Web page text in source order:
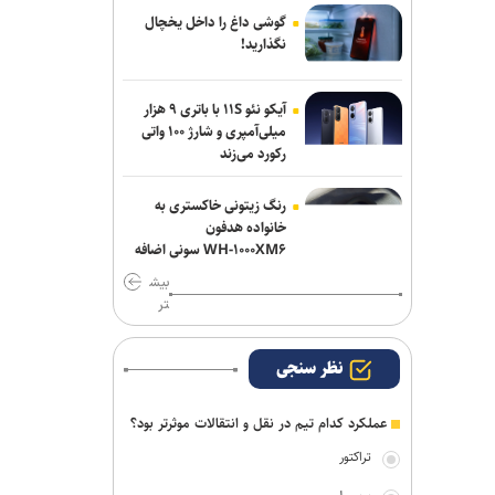
خرید جدید خیبر سر از ذوب‌آهن درآورد
پشت‌پرده بند فسخ قرارداد ۱۰۰ میلیونی
استقلال و رضاییان
موضع جدید نساجی درباره ایری و طاهری
گوشی داغ را داخل یخچال
نگذارید!
آیکو نئو ۱۱S با باتری ۹ هزار
میلی‌آمپری و شارژ ۱۰۰ واتی
رکورد می‌زند
رنگ زیتونی خاکستری به
خانواده هدفون
WH-۱۰۰۰XM۶ سونی اضافه
بیش
تر
نظر سنجی
عملکرد کدام تیم در نقل و انتقالات موثرتر بود؟
تراکتور